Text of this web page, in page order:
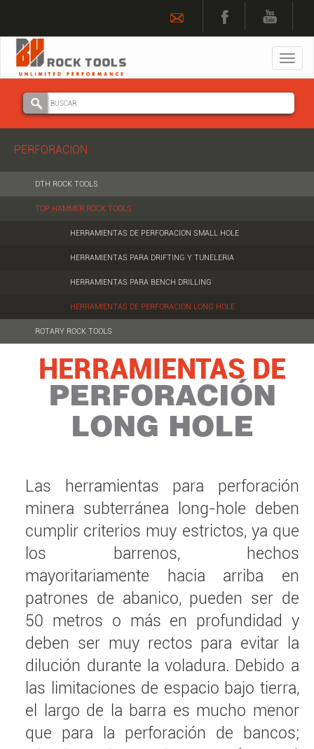
PERFORACION
DTH ROCK TOOLS
TOP HAMMER ROCK TOOLS
HERRAMIENTAS DE PERFORACION SMALL HOLE
HERRAMIENTAS PARA DRIFTING Y TUNELERIA
HERRAMIENTAS PARA BENCH DRILLING
HERRAMIENTAS DE PERFORACION LONG HOLE
ROTARY ROCK TOOLS
HERRAMIENTAS DE
PERFORACIÓN
LONG HOLE
Las herramientas para perforación
minera subterránea long-hole deben
cumplir criterios muy estrictos, ya que
los barrenos, hechos
mayoritariamente hacia arriba en
patrones de abanico, pueden ser de
50 metros o más en profundidad y
deben ser muy rectos para evitar la
dilución durante la voladura. Debido a
las limitaciones de espacio bajo tierra,
el largo de la barra es mucho menor
que para la perforación de bancos;